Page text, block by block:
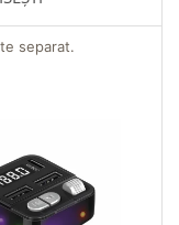
separat.